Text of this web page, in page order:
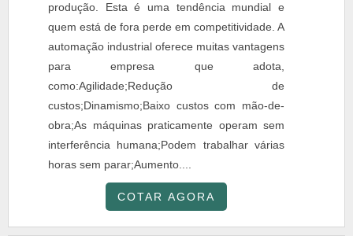
produção. Esta é uma tendência mundial e
quem está de fora perde em competitividade. A
automação industrial oferece muitas vantagens
para empresa que adota,
como:Agilidade;Redução de
custos;Dinamismo;Baixo custos com mão-de-
obra;As máquinas praticamente operam sem
interferência humana;Podem trabalhar várias
horas sem parar;Aumento....
COTAR AGORA